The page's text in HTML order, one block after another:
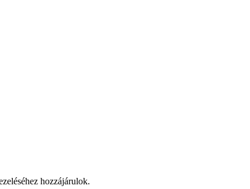
hozzájárulok.